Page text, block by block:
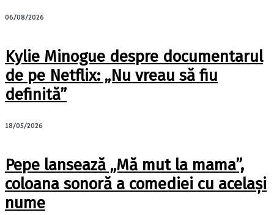
06/08/2026
Kylie Minogue despre documentarul
de pe Netflix: „Nu vreau să fiu
definită”
18/05/2026
Pepe lansează „Mă mut la mama”,
coloana sonoră a comediei cu același
nume